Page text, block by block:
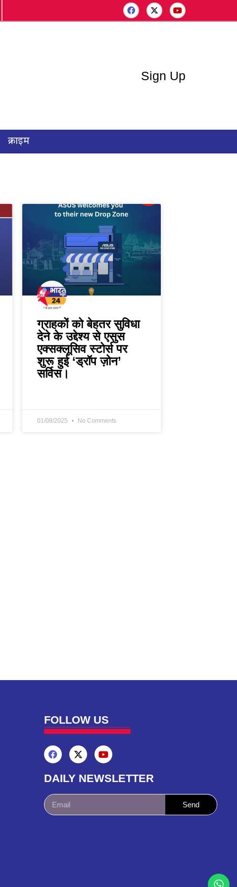
Sign Up
क्राइम
ग्राहकों को बेहतर सुविधा
देने के उद्देश्य से एसुस
एक्सक्लूसिव स्टोर्स पर
शुरू हुई ‘ड्रॉप ज़ोन’
सर्विस।
01/08/2025 No Comments
FOLLOW US
DAILY NEWSLETTER
Send